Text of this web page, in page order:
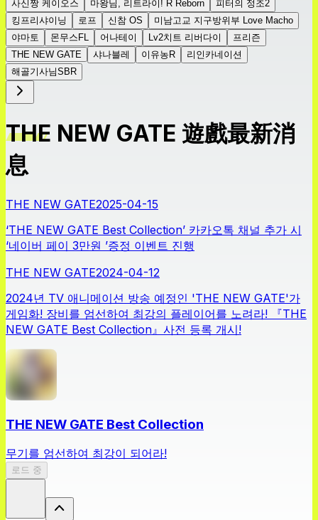
사신짱 케이오스
마왕님, 리트라이! R Reborn
피터의 정조2
킹프리샤이닝
로프 신참 OS
미남고교 지구방위부 Love Macho
야마토
몬무스FL 어나테이 Lv2치트 리버다이
프리즌
THE NEW GATE
샤나블레 이유농R
리인카네이션
해골기사님SBR
THE NEW GATE 遊戲最新消
息
THE NEW GATE2025-04-15
‘THE NEW GATE Best Collection’ 카카오톡 채널 추가 시
‘네이버 페이 3만원 ’증정 이벤트 진행
THE NEW GATE2024-04-12
2024년 TV 애니메이션 방송 예정인 'THE NEW GATE'가
게임화! 장비를 엄선하여 최강의 플레이어를 노려라! 『THE
NEW GATE Best Collection』사전 등록 개시!
THE NEW GATE Best Collection
무기를 엄선하여 최강이 되어라!
로드 중